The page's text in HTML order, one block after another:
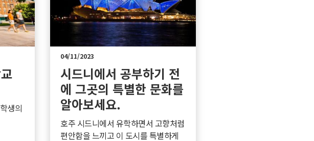
생의
04/11/2023
시드니에서 공부하기 전
에 그곳의 특별한 문화를
알아보세요.
호주 시드니에서 유학하면서 고향처럼
편안함을 느끼고 이 도시를 특별하게